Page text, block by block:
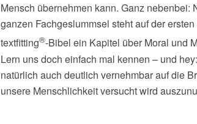
Mensch übernehmen kann. Ganz nebenbei:
ganzen Fachgeslummsel steht auf der
textfitting®-Bibel ein Kapitel über Moral und
Lern uns doch einfach mal kennen – und
natürlich auch deutlich vernehmbar auf die
unsere Menschlichkeit versucht wird